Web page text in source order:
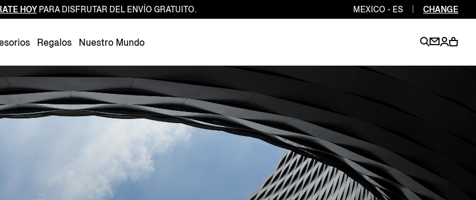
Luxembourg EN
Netherlands EN
Poland
Portugal
Romania
Slovenia
Spain
HOYPARA DISFRUTAR DEL ENVÍO GRATUITO. MEXICO - ES CHANGE
Regalos Nuestro Mundo